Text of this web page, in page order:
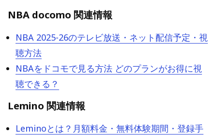
NBA docomo 関連情報
NBA 2025-26のテレビ放送・ネット配信予定・視
聴方法
NBAをドコモで見る方法 どのプランがお得に視
聴できる？
Lemino 関連情報
Leminoとは？月額料金・無料体験期間・登録手